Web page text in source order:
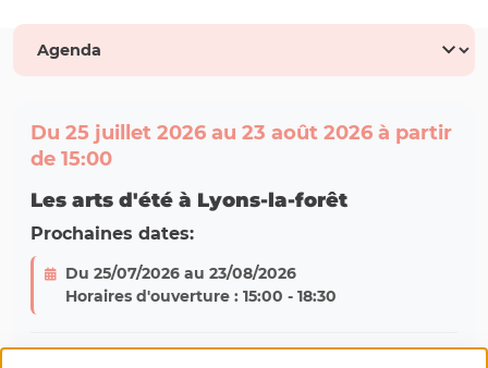
Du 25 juillet 2026 au 23 août 2026 à partir
de 15:00
Les arts d'été à Lyons-la-forêt
Prochaines dates:
Du 25/07/2026 au 23/08/2026
Horaires d'ouverture : 15:00 - 18:30